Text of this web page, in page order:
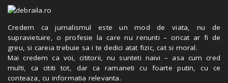
Credem ca jurnalismul este un mod de viata, nu de
supravietuire, o profesie la care nu renunti – oricat ar fi de
greu, si careia trebuie sa i te dedici atat fizic, cat si moral.
Mai credem ca voi, cititorii, nu sunteti naivi – asa cum cred
multi, ca cititi tot, dar ca ramaneti cu foarte putin, cu ce
conteaza, cu informatia relevanta.